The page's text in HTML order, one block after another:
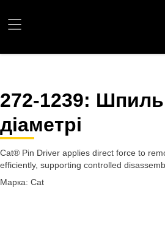
272-1239:
діаметрі
Cat® Pin Driver applies direct force to
efficiently, supporting controlled
Марка: Cat